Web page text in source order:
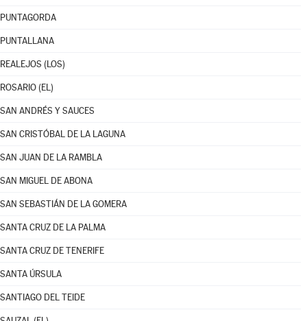
PUNTAGORDA
PUNTALLANA
REALEJOS (LOS)
ROSARIO (EL)
SAN ANDRÉS Y SAUCES
SAN CRISTÓBAL DE LA LAGUNA
SAN JUAN DE LA RAMBLA
SAN MIGUEL DE ABONA
SAN SEBASTIÁN DE LA GOMERA
SANTA CRUZ DE LA PALMA
SANTA CRUZ DE TENERIFE
SANTA ÚRSULA
SANTIAGO DEL TEIDE